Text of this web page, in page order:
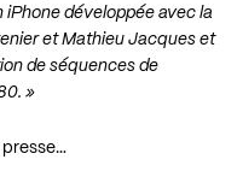
iPhone développée avec la
et Mathieu Jacques et
de séquences de
»
presse…